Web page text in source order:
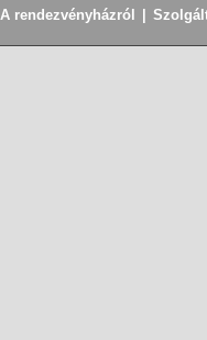
A rendezvényházról |